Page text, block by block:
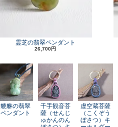
霊芝の翡翠ペンダント
26,700円
貔貅の翡翠
ペンダント
千手観音菩
薩（せんじ
ゅかんのん
虚空蔵菩薩
（こくぞう
ぼさつ）キ